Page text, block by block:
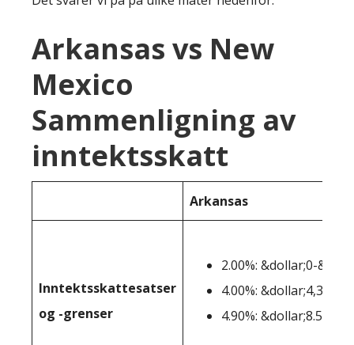
Arkansas vs New
Mexico
Sammenligning av
inntektsskatt
Arkansas
Inntektsskattesatser
og -grenser
2.00%: &dollar;0-
4.00%: &dollar;4,300-
4.90%: &dollar;8.501+